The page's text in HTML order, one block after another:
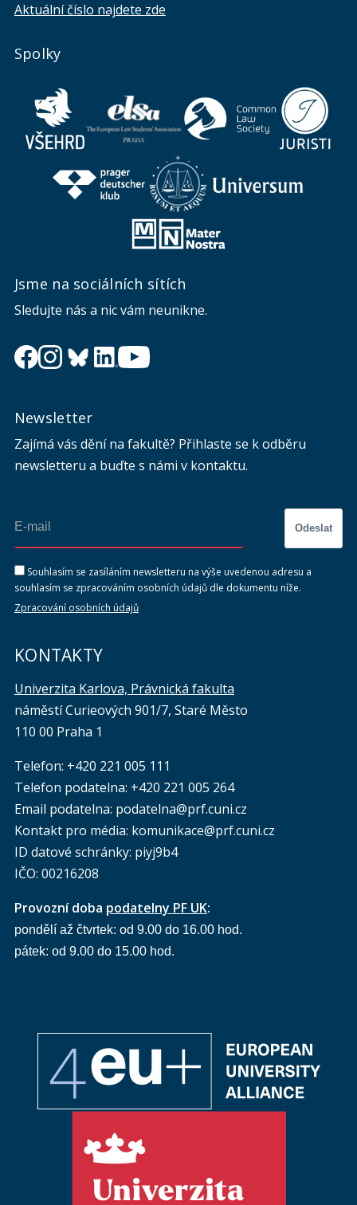
Aktuální číslo najdete zde
Spolky
Jsme na sociálních sítích
Sledujte nás a nic vám neunikne.
Newsletter
Zajímá vás dění na fakultě? Přihlaste se k odběru
newsletteru a buďte s námi v kontaktu.
Odeslat
Souhlasím se zasíláním newsletteru na výše uvedenou adresu a
souhlasím se zpracováním osobních údajů dle dokumentu níže.
Zpracování osobních údajů
KONTAKTY
Univerzita Karlova, Právnická fakulta
náměstí Curieových 901/7, Staré Město
110 00 Praha 1
Telefon: +420 221 005 111
Telefon podatelna: +420 221 005 264
Email podatelna: podatelna@prf.cuni.cz
Kontakt pro média: komunikace@prf.cuni.cz
ID datové schránky: piyj9b4
IČO: 00216208
Provozní doba podatelny PF UK:
pondělí až čtvrtek: od 9.00 do 16.00 hod.
pátek: od 9.00 do 15.00 hod.